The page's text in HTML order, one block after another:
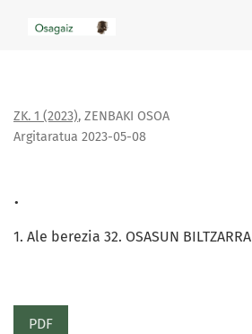
ZK. 1 (2023), ZENBAKI OSOA
.
Argitaratua 2023-05-08
1. Ale berezia 32. OSASUN BILTZARRA
PDF